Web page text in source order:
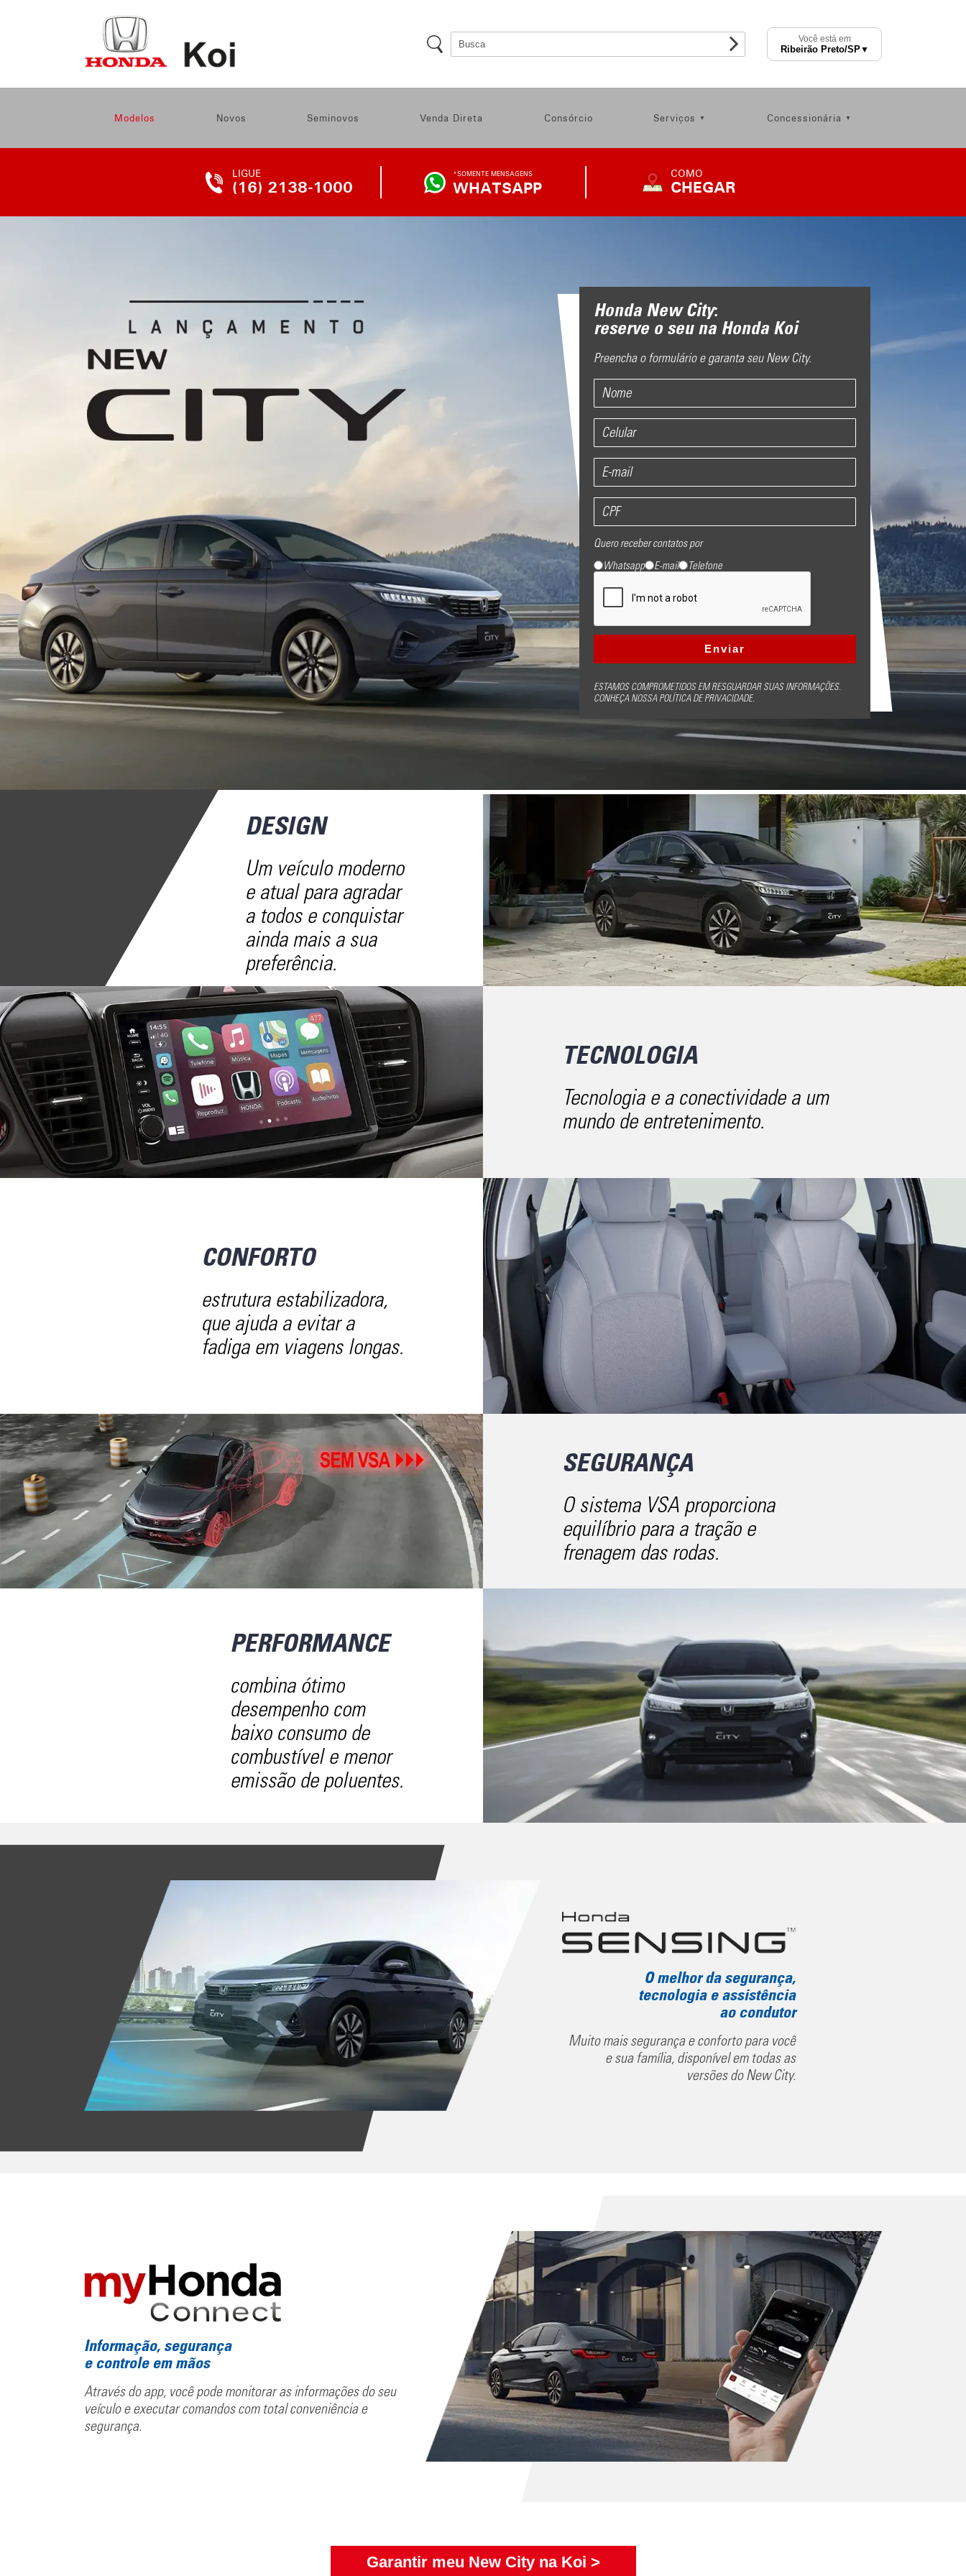
Você está em
Ribeirão Preto/SP▼
Modelos Novos Seminovos Venda Direta Consórcio Serviços Concessionária
TELEFONE
LIGUE
(16) 2138-1000
WHATSAPP
*SOMENTE MENSAGENS
WHATSAPP
COMO
COMO
CHEGAR
Honda New City:
reserve o seu na Honda Koi
Preencha o formulário e garanta seu New City.
Quero receber contatos por
Whatsapp E-mail Telefone
ESTAMOS COMPROMETIDOS EM RESGUARDAR SUAS INFORMAÇÕES.
CONHEÇA NOSSA POLÍTICA DE PRIVACIDADE.
DESIGN
Um veículo moderno
e atual para agradar
a todos e conquistar
ainda mais a sua
preferência.
TECNOLOGIA
Tecnologia e a conectividade a um
mundo de entretenimento.
CONFORTO
estrutura estabilizadora,
que ajuda a evitar a
fadiga em viagens longas.
SEGURANÇA
O sistema VSA proporciona
equilíbrio para a tração e
frenagem das rodas.
PERFORMANCE
combina ótimo
desempenho com
baixo consumo de
combustível e menor
emissão de poluentes.
O melhor da segurança,
tecnologia e assistência
ao condutor
Muito mais segurança e conforto para você
e sua família, disponível em todas as
versões do New City.
Informação, segurança
e controle em mãos
Através do app, você pode monitorar as informações do seu
veículo e executar comandos com total conveniência e
segurança.
Garantir meu New City na Koi >